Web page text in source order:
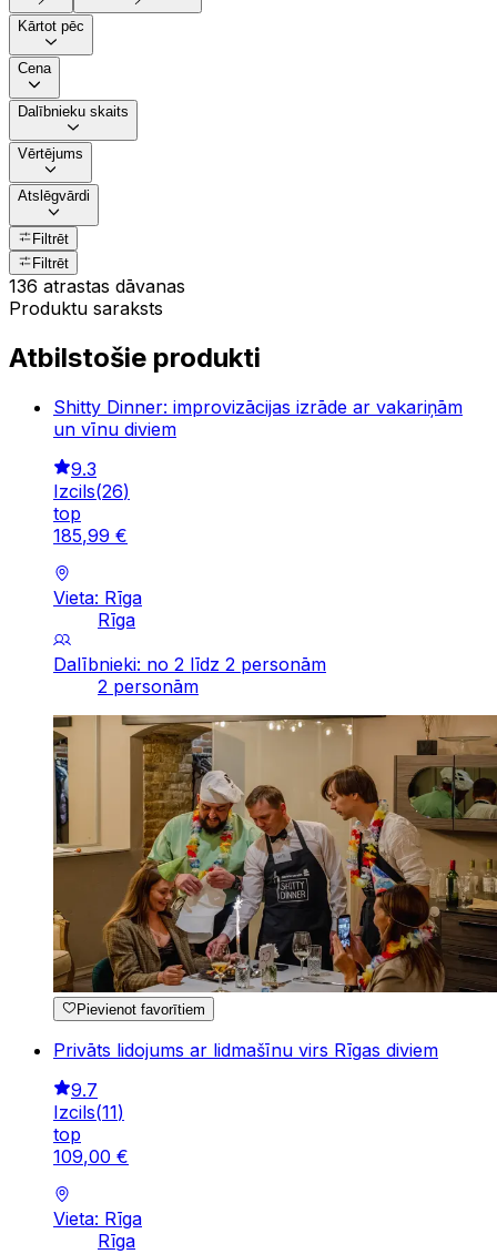
Kārtot pēc
Cena
Dalībnieku skaits
Vērtējums
Atslēgvārdi
Filtrēt
Filtrēt
136 atrastas dāvanas
Produktu saraksts
Atbilstošie produkti
Shitty Dinner: improvizācijas izrāde ar vakariņām
un vīnu diviem
9.3
Izcils(26)
top
185,99 €
Vieta: Rīga
Rīga
Dalībnieki: no 2 līdz 2 personām
2 personām
Pievienot favorītiem
Privāts lidojums ar lidmašīnu virs Rīgas diviem
9.7
Izcils(11)
top
109,00 €
Vieta: Rīga
Rīga